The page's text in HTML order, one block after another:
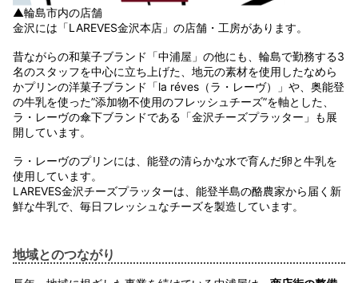
▲輪島市内の店舗
金沢には「LAREVES金沢本店」の店舗・工房があります。
昔ながらの和菓子ブランド「中浦屋」の他にも、輪島で勤務する3
名のスタッフを中心に立ち上げた、地元の素材を使用したなめら
かプリンの洋菓子ブランド「la réves（ラ・レーヴ）」や、奥能登
の牛乳を使った”添加物不使用のフレッシュチーズ”を軸とした、
ラ・レーヴの傘下ブランドである「金沢チーズプラッター」も展
開しています。
ラ・レーヴのプリンには、能登の清らかな水で育んだ卵と牛乳を
使用しています。
LAREVES金沢チーズプラッターは、能登半島の酪農家から届く新
鮮な牛乳で、毎日フレッシュなチーズを製造しています。
地域とのつながり